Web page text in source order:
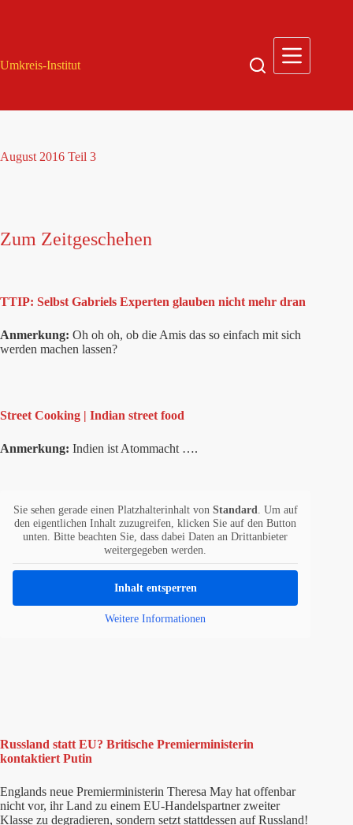
Umkreis-Institut
August 2016 Teil 3
Zum Zeitgeschehen
TTIP: Selbst Gabriels Experten glauben nicht mehr dran
Anmerkung: Oh oh oh, ob die Amis das so einfach mit sich
werden machen lassen?
Street Cooking | Indian street food
Anmerkung: Indien ist Atommacht ….
Sie sehen gerade einen Platzhalterinhalt von Standard
. Um auf
den eigentlichen Inhalt zuzugreifen, klicken Sie auf den Button
unten. Bitte beachten Sie, dass dabei Daten an Drittanbieter
weitergegeben werden.
Inhalt entsperren
Weitere Informationen
Russland statt EU? Britische Premierministerin
kontaktiert Putin
Englands neue Premierministerin Theresa May hat offenbar
nicht vor, ihr Land zu einem EU-Handelspartner zweiter
Klasse zu degradieren, sondern setzt stattdessen auf Russland!